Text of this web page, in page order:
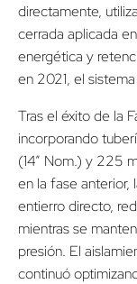
directamente,
cerrada aplicada
energética y
en 2021, el
Tras el éxito de la
incorporando
(14” Nom.) y 225
en la fase anterior,
entierro directo,
mientras se
presión. El
continuó